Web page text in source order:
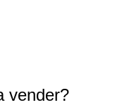
vender?